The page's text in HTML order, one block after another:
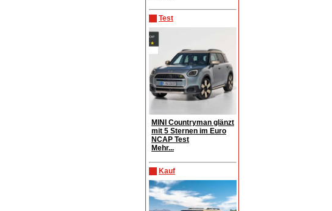
Test
MINI Countryman glänzt
mit 5 Sternen im Euro
NCAP Test
Mehr...
Kauf